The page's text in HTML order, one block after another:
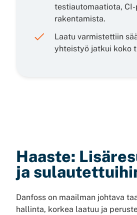
testiautomaatiota,
rakentamista.
Laatu varmistettiin
yhteistyö jatkui koko
Haaste:
ja
Danfoss on maailman johtava
hallinta, korkea laatuu ja